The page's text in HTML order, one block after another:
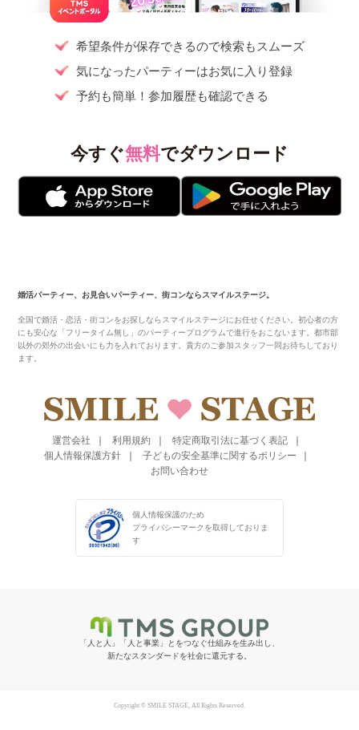
希望条件が保存できるので検索もスムーズ
気になったパーティーはお気に入り登録
予約も簡単！参加履歴も確認できる
今すぐ無料でダウンロード
婚活パーティー、お見合いパーティー、街コンならスマイルステージ。
全国で婚活・恋活・街コンをお探しならスマイルステージにお任せください。初心者の方
にも安心な「フリータイム無し」のパーティープログラムで進行をおこないます。都市部
以外の郊外の出会いにも力を入れております。貴方のご参加スタッフ一同お待ちしており
ます。
運営会社 利用規約
特定商取引法に基づく表記
個人情報保護方針
子どもの安全基準に関するポリシー
お問い合わせ
個人情報保護のため
プライバシーマークを取得しておりま
す
「人と人」「人と事業」とをつなぐ仕組みを生み出し、
新たなスタンダードを社会に還元する。
Copyright © SMILE STAGE, All Rights Reserved.